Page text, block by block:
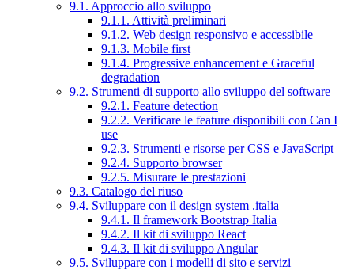
9.1. Approccio allo sviluppo
9.1.1. Attività preliminari
9.1.2. Web design responsivo e accessibile
9.1.3. Mobile first
9.1.4. Progressive enhancement e Graceful
degradation
9.2. Strumenti di supporto allo sviluppo del software
9.2.1. Feature detection
9.2.2. Verificare le feature disponibili con Can I
use
9.2.3. Strumenti e risorse per CSS e JavaScript
9.2.4. Supporto browser
9.2.5. Misurare le prestazioni
9.3. Catalogo del riuso
9.4. Sviluppare con il design system .italia
9.4.1. Il framework Bootstrap Italia
9.4.2. Il kit di sviluppo React
9.4.3. Il kit di sviluppo Angular
9.5. Sviluppare con i modelli di sito e servizi